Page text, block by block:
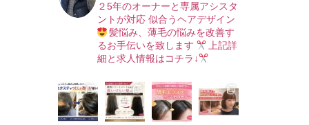
２5年のオーナーと専属アシスタ
ントが対応 似合うヘアデザイン
髪悩み、薄毛の悩みを改善す
るお手伝いを致します
上記詳
細と求人情報はコチラ↓